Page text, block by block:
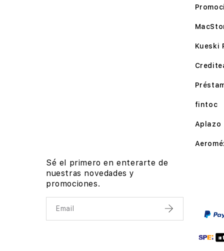
Kueski
fintoc
Aplazo
Sé el primero en enterarte de
nuestras novedades y
promociones.
Email